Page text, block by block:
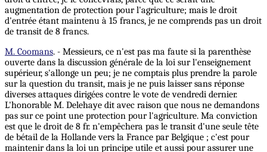
augmentation de protection pour l'agriculture; mais le droit
d'entrée étant maintenu à 15 francs, je ne comprends pas un droit
de transit de 8 francs.
M. Coomans. - Messieurs, ce n'est pas ma faute si la parenthèse
ouverte dans la discussion générale de la loi sur l'enseignement
supérieur, s'allonge un peu; je ne comptais plus prendre la parole
sur la question du transit, mais je ne puis laisser sans réponse
diverses attaques dirigées contre le vote de vendredi dernier.
L'honorable M. Delehaye dit avec raison que nous ne demandons
pas sur ce point une protection pour l'agriculture. Ma conviction
est que le droit de 8 fr. n'empêchera pas le transit d'une seule tête
de bétail de la Hollande vers la France par Belgique ; c'est pour
maintenir dans la loi un principe utile et aussi pour assurer une